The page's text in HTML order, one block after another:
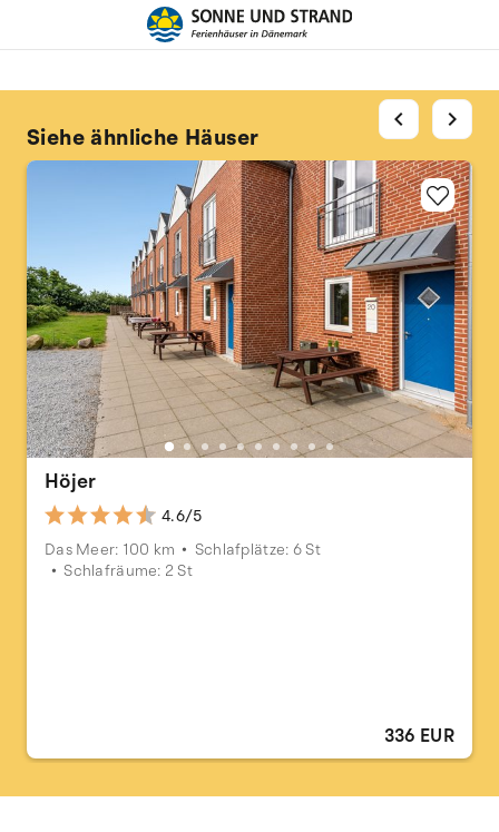
Siehe ähnliche Häuser
Höjer
4.6/5
Das Meer: 100 km
Schlafplätze: 6 St
Schlafräume: 2 St
336 EUR
chevron_left chevron_right